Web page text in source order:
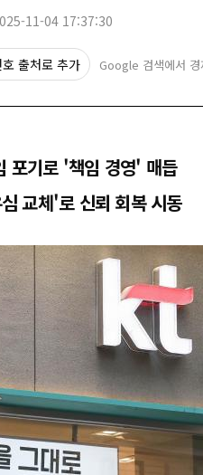
11-04 17:37:30
출처로 추가 Google 검색에서
포기로 '책임 경영' 매듭
교체'로 신뢰 회복 시동